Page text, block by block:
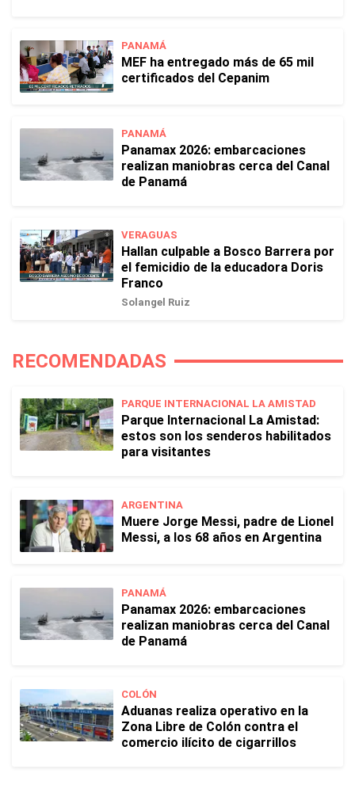
PANAMÁ
MEF ha entregado más de 65 mil
certificados del Cepanim
PANAMÁ
Panamax 2026: embarcaciones
realizan maniobras cerca del Canal
de Panamá
VERAGUAS
Hallan culpable a Bosco Barrera por
el femicidio de la educadora Doris
Franco
Solangel Ruiz
RECOMENDADAS
PARQUE INTERNACIONAL LA AMISTAD
Parque Internacional La Amistad:
estos son los senderos habilitados
para visitantes
ARGENTINA
Muere Jorge Messi, padre de Lionel
Messi, a los 68 años en Argentina
PANAMÁ
Panamax 2026: embarcaciones
realizan maniobras cerca del Canal
de Panamá
COLÓN
Aduanas realiza operativo en la
Zona Libre de Colón contra el
comercio ilícito de cigarrillos